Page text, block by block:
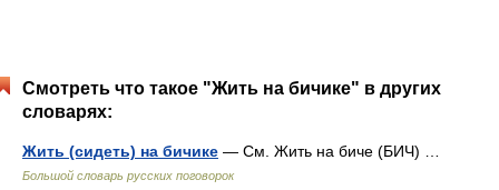
Смотреть что такое "Жить на бичике" в других
словарях:
Жить (сидеть) на бичике — См. Жить на биче (БИЧ) …
Большой словарь русских поговорок